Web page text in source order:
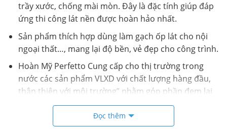
trầy xước, chống mài mòn. Đây là đặc tính giúp đáp
ứng thi công lát nền được hoàn hảo nhất.
Sản phẩm thích hợp dùng làm gạch ốp lát cho nội
ngoại thất…, mang lại độ bền, vẻ đẹp cho công trình.
Hoàn Mỹ Perfetto Cung cấp cho thị trường trong
nước các sản phẩm VLXD với chất lượng hàng đầu,
thân thiện với môi trường” nhằm góp phần đem lại
cho người dùng một không gian kiến trúc hiện đại,
sang trọng, đồng thời phù hợp với phong cách, văn
Đọc thêm